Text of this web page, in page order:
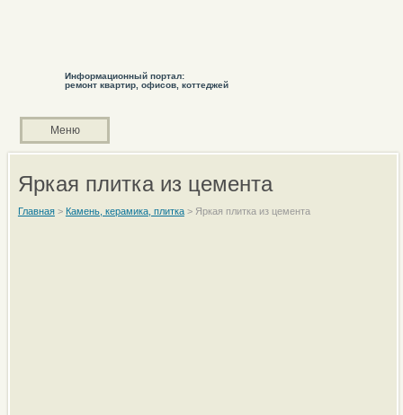
Информационный портал:
ремонт квартир, офисов, коттеджей
Меню
Яркая плитка из цемента
Главная> Камень, керамика, плитка> Яркая плитка из цемента